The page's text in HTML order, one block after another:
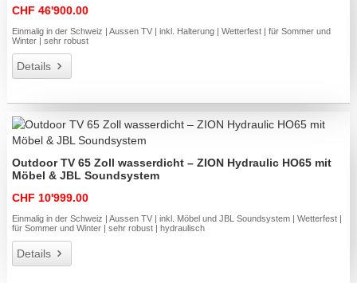
CHF 46'900.00
Einmalig in der Schweiz | Aussen TV | inkl. Halterung | Wetterfest | für Sommer und
Winter | sehr robust
Details
Outdoor TV 65 Zoll wasserdicht – ZION Hydraulic HO65 mit
Möbel & JBL Soundsystem
CHF 10'999.00
Einmalig in der Schweiz | Aussen TV | inkl. Möbel und JBL Soundsystem | Wetterfest |
für Sommer und Winter | sehr robust | hydraulisch
Details